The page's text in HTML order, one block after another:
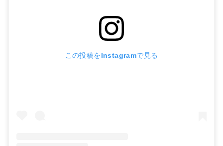
この投稿をInstagramで見る